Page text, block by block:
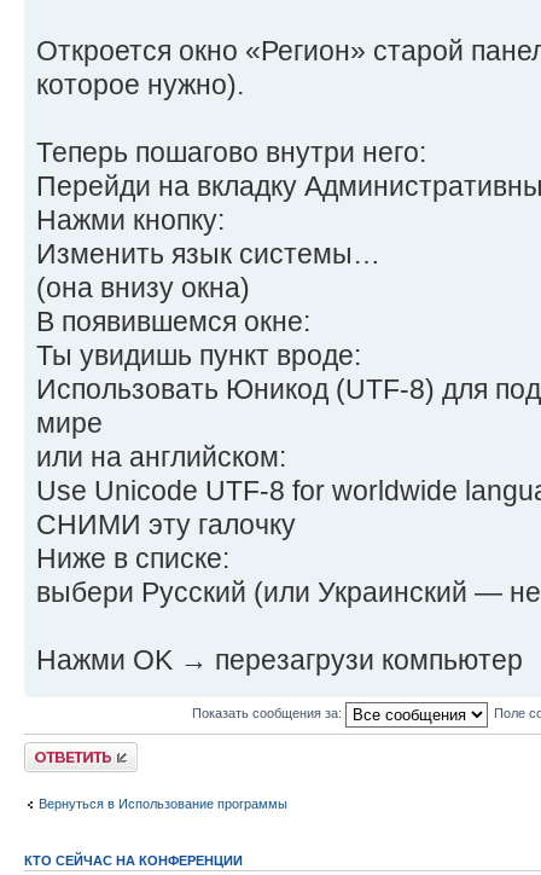
Откроется окно «Регион» старой
которое нужно).
Теперь пошагово внутри него:
Перейди на вкладку
Нажми кнопку:
Изменить язык системы…
(она внизу окна)
В появившемся окне:
Ты увидишь пункт вроде:
Использовать Юникод (UTF-8) для
мире
или на английском:
Use Unicode UTF-8 for worldwide
СНИМИ эту галочку
Ниже в списке:
выбери Русский (или Украинский —
Нажми OK → перезагрузи компьютер
Показать сообщения за: Поле
Ответить
Вернуться в Использование программы
КТО СЕЙЧАС НА КОНФЕРЕНЦИИ